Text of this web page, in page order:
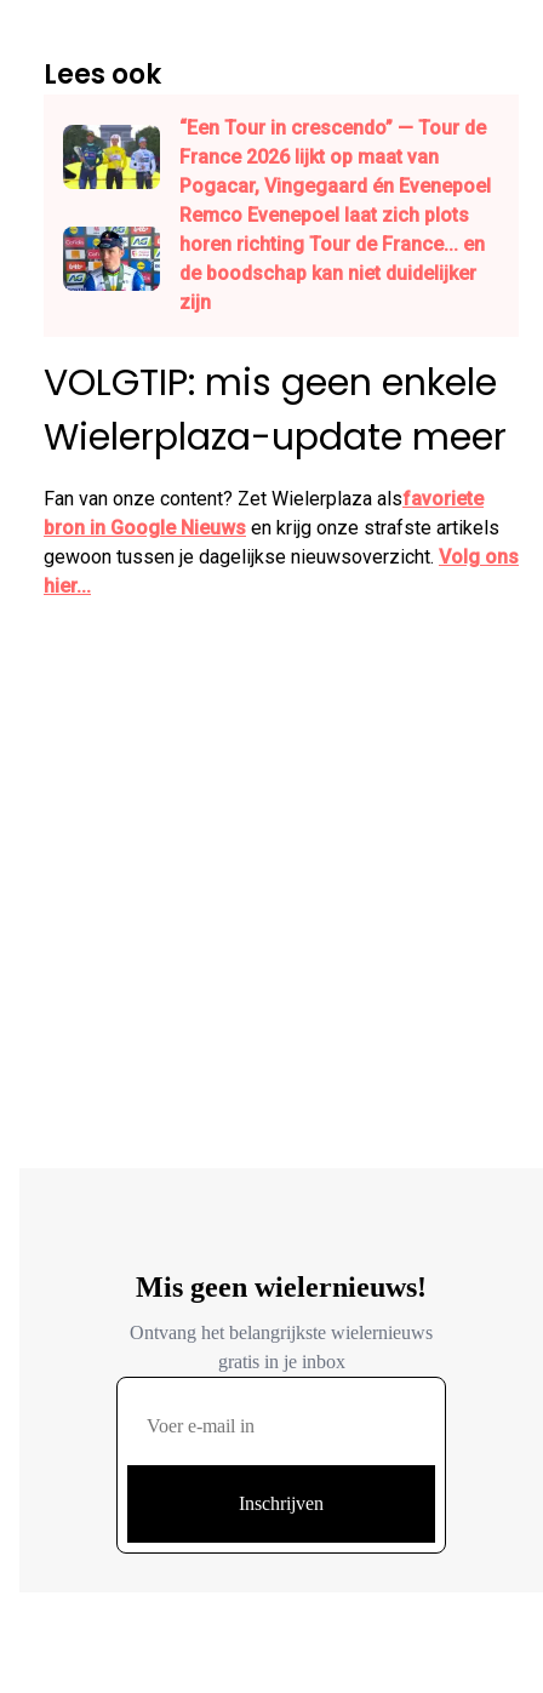
Lees ook
“Een Tour in crescendo” — Tour de
France 2026 lijkt op maat van
Pogacar, Vingegaard én Evenepoel
Remco Evenepoel laat zich plots
horen richting Tour de France... en
de boodschap kan niet duidelijker
zijn
VOLGTIP: mis geen enkele
Wielerplaza-update meer
Fan van onze content? Zet Wielerplaza alsfavoriete
bron in Google Nieuws en krijg onze strafste artikels
gewoon tussen je dagelijkse nieuwsoverzicht. Volg ons
hier...